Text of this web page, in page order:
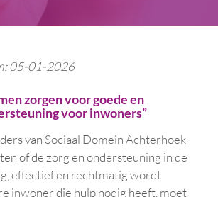
05-01-2026
zorgen voor goede en
voor inwoners”
van Sociaal Domein Achterhoek
of de zorg en ondersteuning in de
effectief en rechtmatig wordt
inwoner die hulp nodig heeft, moet